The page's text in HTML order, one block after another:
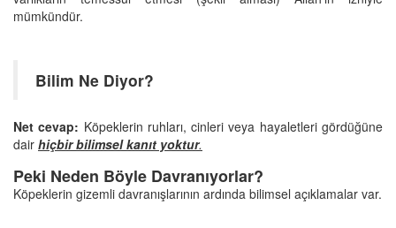
mümkündür.
Bilim Ne Diyor?
Net cevap: Köpeklerin ruhları, cinleri veya hayaletleri gördüğüne
dair hiçbir bilimsel kanıt yoktur.
Peki Neden Böyle Davranıyorlar?
Köpeklerin gizemli davranışlarının ardında bilimsel açıklamalar var.